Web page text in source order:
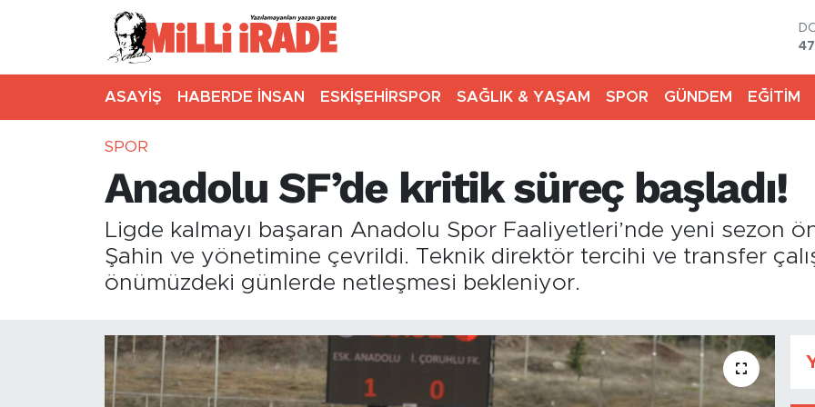
ASAYİŞ HABERDE İNSAN ESKİŞEHİRSPOR SAĞLIK & YAŞAM SPOR GÜNDEM EĞİTİM
SPOR
Anadolu SF’de kritik süreç başladı!
Ligde kalmayı başaran Anadolu Spor Faaliyetleri’nde yeni sezon
Şahin ve yönetimine çevrildi. Teknik direktör tercihi ve transfer
önümüzdeki günlerde netleşmesi bekleniyor.